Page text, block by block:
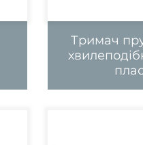
Тримач